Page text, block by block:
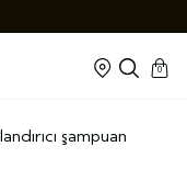
cart
0
şampuan